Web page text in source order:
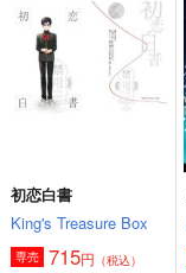
1,642 （税込）
ヴィクトル×勝生勇利
サンプル
初恋白書
King's Treasure Box
専売 715円 （税込）